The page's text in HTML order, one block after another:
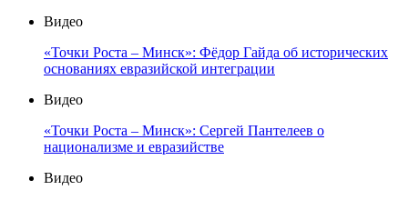
Видео
«Точки Роста – Минск»: Фёдор Гайда об исторических
основаниях евразийской интеграции
Видео
«Точки Роста – Минск»: Сергей Пантелеев о
национализме и евразийстве
Видео